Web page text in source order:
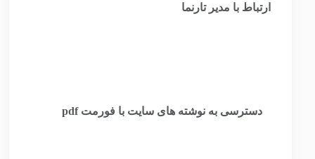
ارتباط با مدیر تارنما
دسترسی به نوشته های سایت با فورمت pdf